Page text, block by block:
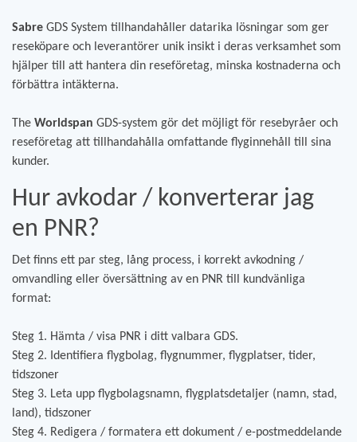
Sabre GDS System tillhandahåller datarika lösningar som ger
reseköpare och leverantörer unik insikt i deras verksamhet som
hjälper till att hantera din reseföretag, minska kostnaderna och
förbättra intäkterna.
The Worldspan GDS-system gör det möjligt för resebyråer och
reseföretag att tillhandahålla omfattande flyginnehåll till sina
kunder.
Hur avkodar / konverterar jag
en PNR?
Det finns ett par steg, lång process, i korrekt avkodning /
omvandling eller översättning av en PNR till kundvänliga
format:
Steg 1. Hämta / visa PNR i ditt valbara GDS.
Steg 2. Identifiera flygbolag, flygnummer, flygplatser, tider,
tidszoner
Steg 3. Leta upp flygbolagsnamn, flygplatsdetaljer (namn, stad,
land), tidszoner
Steg 4. Redigera / formatera ett dokument / e-postmeddelande